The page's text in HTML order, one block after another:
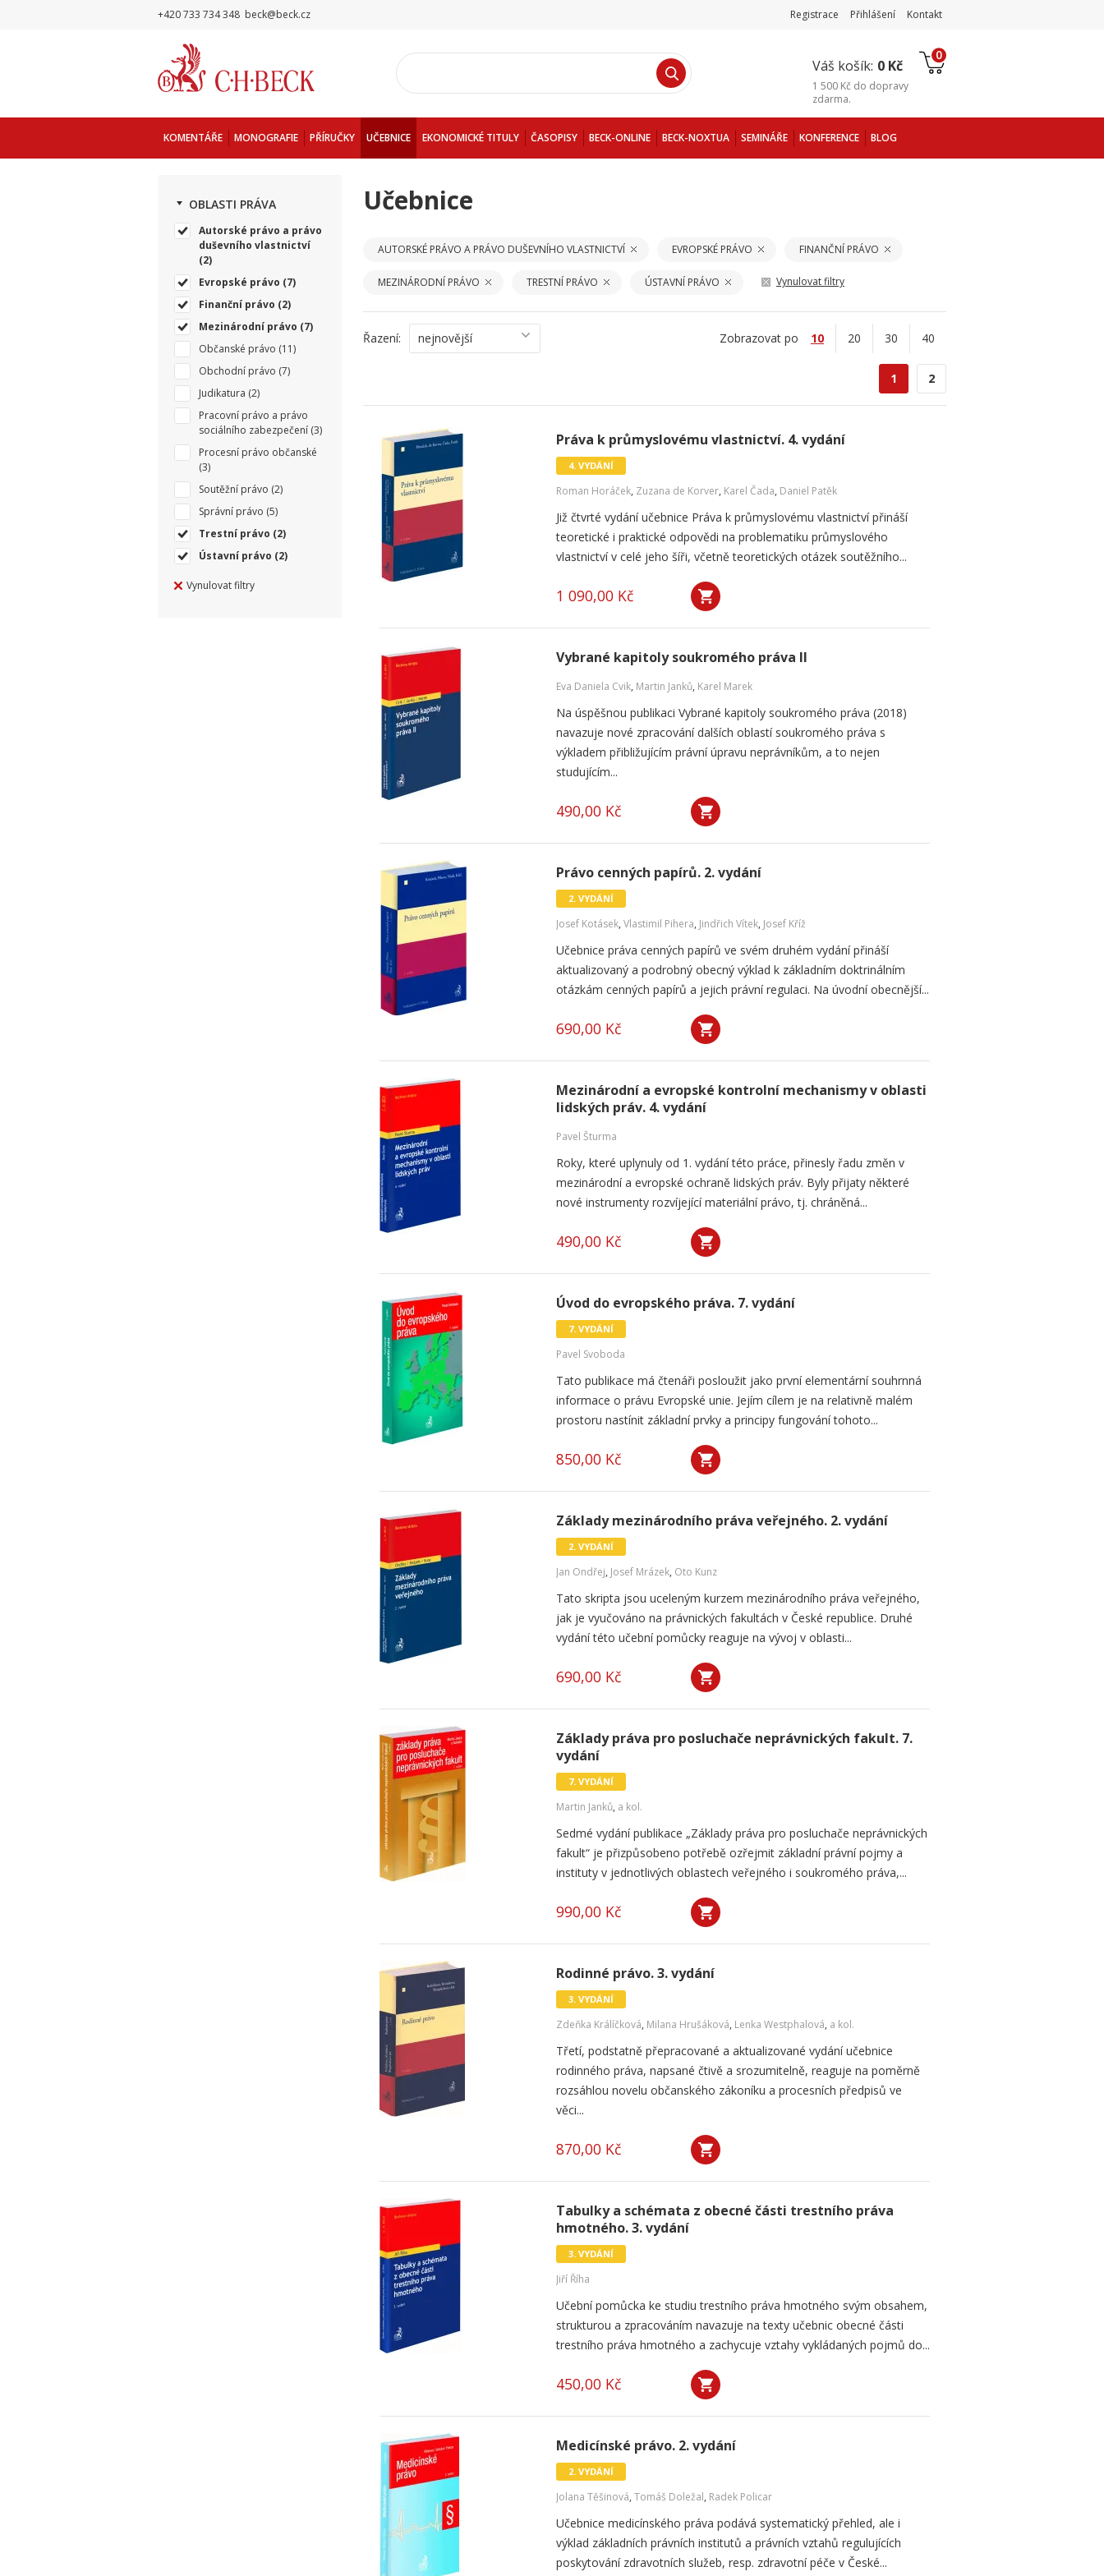
+420 733 734 348 beck@beck.cz Registrace Přihlášení Kontakt
Váš košík: 0 Kč
0
1 500 Kč do dopravy
zdarma.
KOMENTÁŘE MONOGRAFIE PŘÍRUČKY UČEBNICE EKONOMICKÉ TITULY ČASOPISY BECK-ONLINE BECK-NOXTUA SEMINÁŘE KONFERENCE BLOG
OBLASTI PRÁVA
Autorské právo a právo
duševního vlastnictví
(2)
Evropské právo (7)
Finanční právo (2)
Mezinárodní právo (7)
Občanské právo (11)
Obchodní právo (7)
Judikatura (2)
Pracovní právo a právo
sociálního zabezpečení (3)
Procesní právo občanské
(3)
Soutěžní právo (2)
Správní právo (5)
Trestní právo (2)
Ústavní právo (2)
Vynulovat filtry
Učebnice
AUTORSKÉ PRÁVO A PRÁVO DUŠEVNÍHO VLASTNICTVÍ EVROPSKÉ PRÁVO FINANČNÍ PRÁVO
MEZINÁRODNÍ PRÁVO TRESTNÍ PRÁVO ÚSTAVNÍ PRÁVO Vynulovat filtry
Řazení: nejnovější Zobrazovat po 10 20 30 40
1 2
Práva k průmyslovému vlastnictví. 4. vydání
4. VYDÁNÍ
Roman Horáček, Zuzana de Korver, Karel Čada, Daniel Patěk
Již čtvrté vydání učebnice Práva k průmyslovému vlastnictví přináší
teoretické i praktické odpovědi na problematiku průmyslového
vlastnictví v celé jeho šíři, včetně teoretických otázek soutěžního...
1 090,00 Kč
Vybrané kapitoly soukromého práva II
Eva Daniela Cvik, Martin Janků, Karel Marek
Na úspěšnou publikaci Vybrané kapitoly soukromého práva (2018)
navazuje nové zpracování dalších oblastí soukromého práva s
výkladem přibližujícím právní úpravu neprávníkům, a to nejen
studujícím...
490,00 Kč
Právo cenných papírů. 2. vydání
2. VYDÁNÍ
Josef Kotásek, Vlastimil Pihera, Jindřich Vítek, Josef Kříž
Učebnice práva cenných papírů ve svém druhém vydání přináší
aktualizovaný a podrobný obecný výklad k základním doktrinálním
otázkám cenných papírů a jejich právní regulaci. Na úvodní obecnější...
690,00 Kč
Mezinárodní a evropské kontrolní mechanismy v oblasti
lidských práv. 4. vydání
Pavel Šturma
Roky, které uplynuly od 1. vydání této práce, přinesly řadu změn v
mezinárodní a evropské ochraně lidských práv. Byly přijaty některé
nové instrumenty rozvíjející materiální právo, tj. chráněná...
490,00 Kč
Úvod do evropského práva. 7. vydání
7. VYDÁNÍ
Pavel Svoboda
Tato publikace má čtenáři posloužit jako první elementární souhrnná
informace o právu Evropské unie. Jejím cílem je na relativně malém
prostoru nastínit základní prvky a principy fungování tohoto...
850,00 Kč
Základy mezinárodního práva veřejného. 2. vydání
2. VYDÁNÍ
Jan Ondřej, Josef Mrázek, Oto Kunz
Tato skripta jsou uceleným kurzem mezinárodního práva veřejného,
jak je vyučováno na právnických fakultách v České republice. Druhé
vydání této učební pomůcky reaguje na vývoj v oblasti...
690,00 Kč
Základy práva pro posluchače neprávnických fakult. 7.
vydání
7. VYDÁNÍ
Martin Janků, a kol.
Sedmé vydání publikace „Základy práva pro posluchače neprávnických
fakult“ je přizpůsobeno potřebě ozřejmit základní právní pojmy a
instituty v jednotlivých oblastech veřejného i soukromého práva,...
990,00 Kč
Rodinné právo. 3. vydání
3. VYDÁNÍ
Zdeňka Králíčková, Milana Hrušáková, Lenka Westphalová, a kol.
Třetí, podstatně přepracované a aktualizované vydání učebnice
rodinného práva, napsané čtivě a srozumitelně, reaguje na poměrně
rozsáhlou novelu občanského zákoníku a procesních předpisů ve
věci...
870,00 Kč
Tabulky a schémata z obecné části trestního práva
hmotného. 3. vydání
3. VYDÁNÍ
Jiří Říha
Učební pomůcka ke studiu trestního práva hmotného svým obsahem,
strukturou a zpracováním navazuje na texty učebnic obecné části
trestního práva hmotného a zachycuje vztahy vykládaných pojmů do...
450,00 Kč
Medicínské právo. 2. vydání
2. VYDÁNÍ
Jolana Těšinová, Tomáš Doležal, Radek Policar
Učebnice medicínského práva podává systematický přehled, ale i
výklad základních právních institutů a právních vztahů regulujících
poskytování zdravotních služeb, resp. zdravotní péče v České...